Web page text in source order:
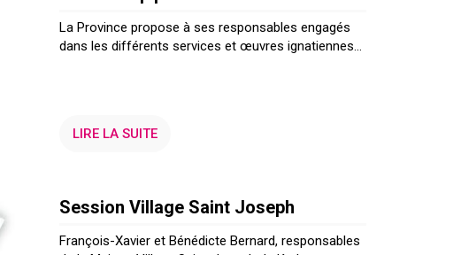
La Province propose à ses responsables engagés
dans les différents services et œuvres ignatiennes...
LIRE LA SUITE
Session Village Saint Joseph
François-Xavier et Bénédicte Bernard, responsables